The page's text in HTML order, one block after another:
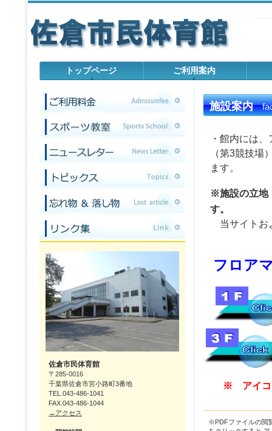
施設案内
・館内には
（第3競技場
ます。
※施設の立地
す。
当サイトお
フロア
※ アイコ
※PDFファイルの閲
トップページ ご利用案内
佐倉市民体育館
〒285-0016
千葉県佐倉市宮小路町3番地
TEL.043-486-1041
FAX.043-486-1044
→アクセス